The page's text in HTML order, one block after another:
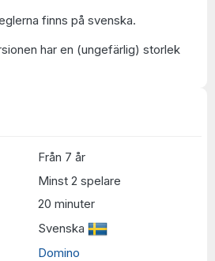
Från 7 år
Minst 2 spelare
20 minuter
Svenska
Domino
finns på svenska.
har en (ungefärlig) storlek